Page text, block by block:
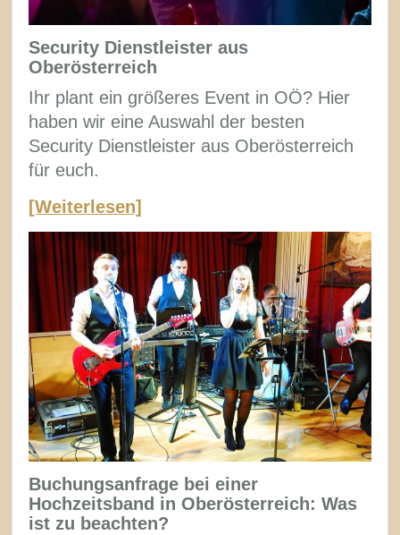
Security Dienstleister aus
Oberösterreich
Ihr plant ein größeres Event in OÖ? Hier
haben wir eine Auswahl der besten
Security Dienstleister aus Oberösterreich
für euch.
[Weiterlesen]
Buchungsanfrage bei einer
Hochzeitsband in Oberösterreich: Was
ist zu beachten?